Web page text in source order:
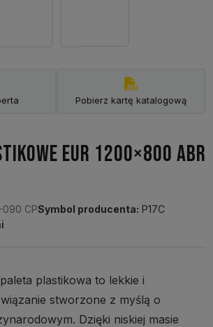
Pobierz kartę katalogową
EUR 1200×800 ABR
090 CPSymbol producenta: P17C
plastikowa to lekkie i
stworzone z myślą o
Dzięki niskiej masie